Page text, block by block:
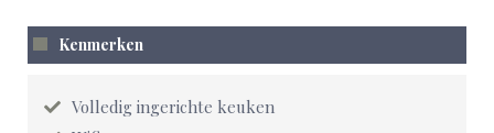
Kenmerken
Volledig ingerichte keuken